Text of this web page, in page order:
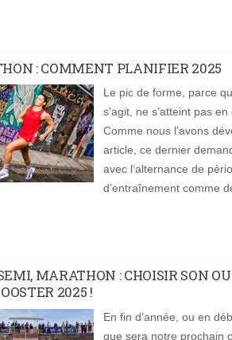
: COMMENT PLANIFIER 2025
Le pic de forme, parce
s’agit, ne s’atteint pas
Comme nous l’avons
article, ce dernier
avec l’alternance de
d’entraînement comme
MARATHON : CHOISIR SON
2025 !
En fin d’année, ou en
que sera notre prochain